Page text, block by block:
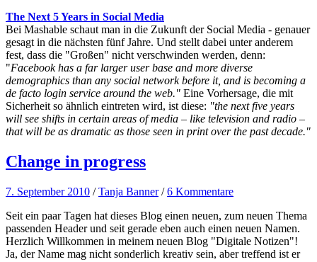
The Next 5 Years in Social Media
Bei Mashable schaut man in die Zukunft der Social Media - genauer
gesagt in die nächsten fünf Jahre. Und stellt dabei unter anderem
fest, dass die "Großen" nicht verschwinden werden, denn:
"Facebook has a far larger user base and more diverse
demographics than any social network before it, and is becoming a
de facto login service around the web." Eine Vorhersage, die mit
Sicherheit so ähnlich eintreten wird, ist diese: "the next five years
will see shifts in certain areas of media – like television and radio –
that will be as dramatic as those seen in print over the past decade."
Change in progress
7. September 2010 /Tanja Banner /6 Kommentare
Seit ein paar Tagen hat dieses Blog einen neuen, zum neuen Thema
passenden Header und seit gerade eben auch einen neuen Namen.
Herzlich Willkommen in meinem neuen Blog "Digitale Notizen"!
Ja, der Name mag nicht sonderlich kreativ sein, aber treffend ist er